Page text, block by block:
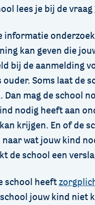
lees je bij de vraag
informatie
kan geven die
bij de aanmelding
ouder. Soms laat de
Dan mag de school
nodig heeft aan
krijgen. En of de
wat jouw kind
de school een
school heeft
jouw kind niet